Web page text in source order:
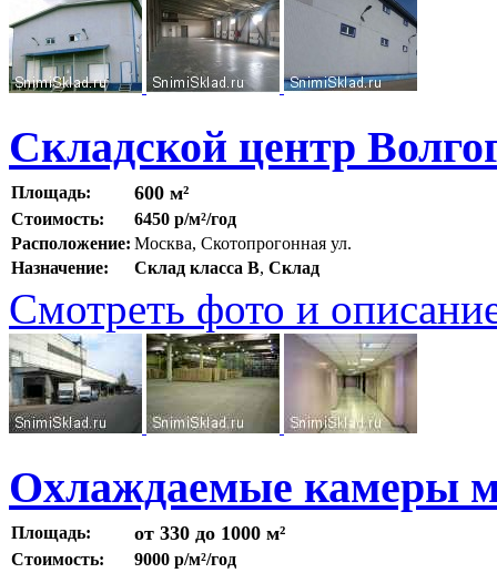
Складской центр
Площадь: 600 м²
Стоимость:
6450 р/м²/год
Расположение: Москва, Скотопрогонная ул.
Назначение:
Склад класса B, Склад
Смотреть фото и
Охлаждаемые камеры
Площадь: от 330 до 1000 м²
Стоимость:
9000 р/м²/год